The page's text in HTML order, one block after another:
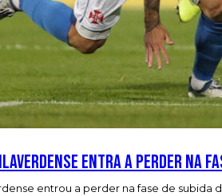
entra a perder na
entrou a perder na fase de subida